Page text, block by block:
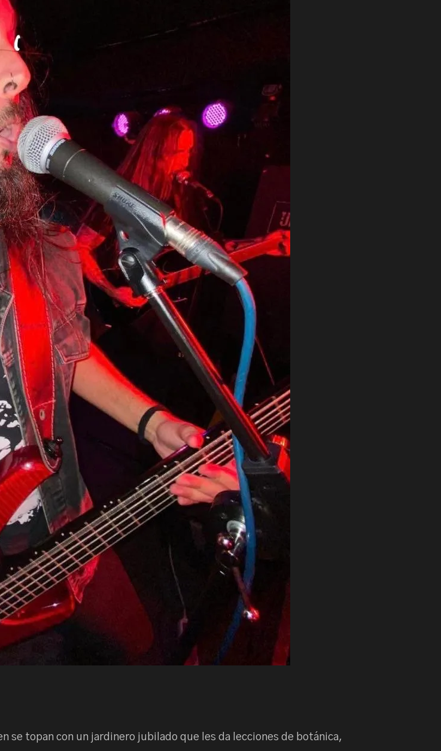
se topan con un jardinero jubilado que les da lecciones de botánica,